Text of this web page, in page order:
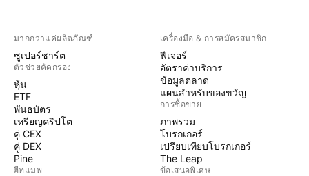
มากกว่าแค่ผลิตภัณฑ์
ซูเปอร์ชาร์ต
ตัวช่วยคัดกรอง
หุ้น
ETF
พันธบัตร
เหรียญคริปโต
คู่ CEX
คู่ DEX
Pine
ฮีทแมพ
เครื่องมือ & การสมัครสมาชิก
ฟีเจอร์
อัตราค่าบริการ
ข้อมูลตลาด
แผนสำหรับของขวัญ
การซื้อขาย
ภาพรวม
โบรกเกอร์
เปรียบเทียบโบรกเกอร์
The Leap
ข้อเสนอพิเศษ